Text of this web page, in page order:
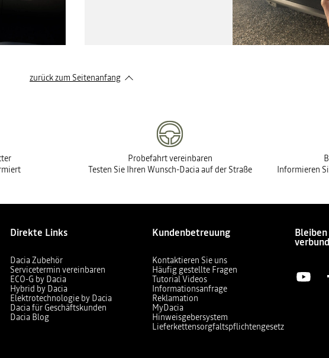
zurück zum Seitenanfang
Probefahrt vereinbaren
Testen Sie Ihren Wunsch-Dacia auf der Straße
Informieren
Direkte Links
Dacia Zubehör
Servicetermin vereinbaren
ECO-G by Dacia
Hybrid by Dacia
Elektrotechnologie by Dacia
Dacia für Geschäftskunden
Dacia Blog
Kundenbetreuung
Kontaktieren Sie uns
Häufig gestellte Fragen
Tutorial Videos
Informationsanfrage
Reklamation
MyDacia
Hinweisgebersystem
Lieferkettensorgfaltspflichtengesetz